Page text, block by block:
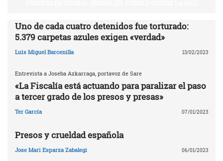
Uno de cada cuatro detenidos fue torturado:
5.379 carpetas azules exigen «verdad»
Luis Miguel Barcenilla 13/02/2023
Entrevista a Joseba Azkarraga, portavoz de Sare
«La Fiscalía está actuando para paralizar el paso
a tercer grado de los presos y presas»
Ter García 07/01/2023
Presos y crueldad española
Jose Mari Esparza Zabalegi 06/01/2023